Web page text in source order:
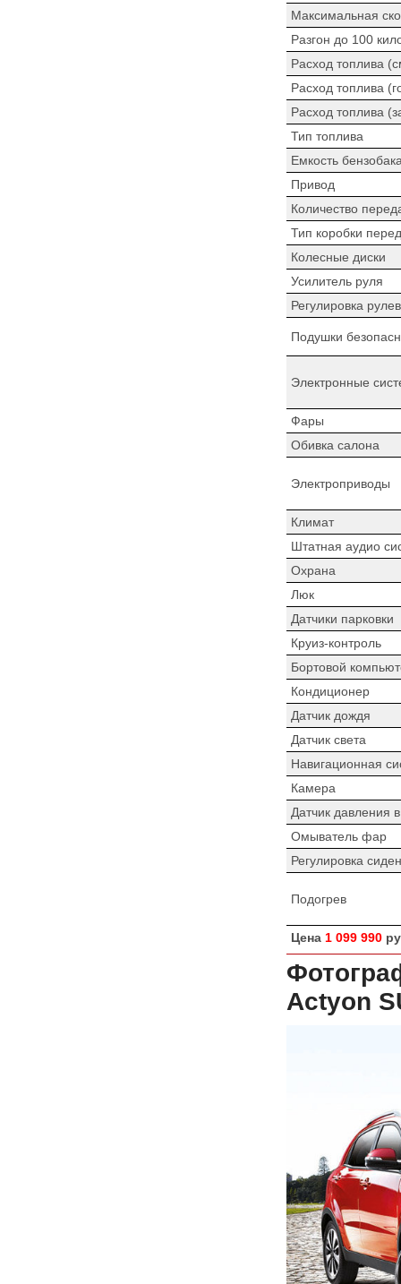
Максимальная
Разгон до 100
Расход топлива
Расход топлива
Расход топлива
Тип топлива
Емкость
Привод
Количество
Тип коробки
Колесные диски
Усилитель руля
Регулировка
Подушки
Электронные
Фары
Обивка салона
Электроприводы
Климат
Штатная аудио
Охрана
Люк
Датчики парковки
Круиз-контроль
Бортовой
Кондиционер
Датчик дождя
Датчик света
Навигационная
Камера
Датчик давления
Омыватель фар
Регулировка
Подогрев
Цена 1 099 990
Actyon